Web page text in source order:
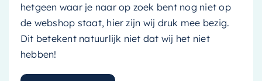
hetgeen waar je naar op zoek bent nog niet op
de webshop staat, hier zijn wij druk mee bezig.
Dit betekent natuurlijk niet dat wij het niet
hebben!